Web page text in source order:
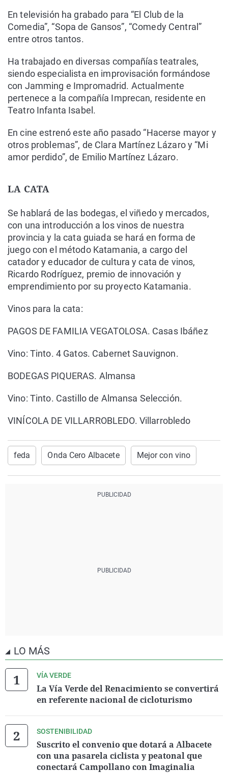
En televisión ha grabado para “El Club de la
Comedia”, “Sopa de Gansos”, “Comedy Central”
entre otros tantos.
Ha trabajado en diversas compañías teatrales,
siendo especialista en improvisación formándose
con Jamming e Impromadrid. Actualmente
pertenece a la compañía Imprecan, residente en
Teatro Infanta Isabel.
En cine estrenó este año pasado “Hacerse mayor y
otros problemas”, de Clara Martínez Lázaro y “Mi
amor perdido”, de Emilio Martínez Lázaro.
LA CATA
Se hablará de las bodegas, el viñedo y mercados,
con una introducción a los vinos de nuestra
provincia y la cata guiada se hará en forma de
juego con el método Katamania, a cargo del
catador y educador de cultura y cata de vinos,
Ricardo Rodríguez, premio de innovación y
emprendimiento por su proyecto Katamania.
Vinos para la cata:
PAGOS DE FAMILIA VEGATOLOSA. Casas Ibáñez
Vino: Tinto. 4 Gatos. Cabernet Sauvignon.
BODEGAS PIQUERAS. Almansa
Vino: Tinto. Castillo de Almansa Selección.
VINÍCOLA DE VILLARROBLEDO. Villarrobledo
feda Onda Cero Albacete Mejor con vino
LO MÁS
VÍA VERDE
La Vía Verde del Renacimiento se convertirá
en referente nacional de cicloturismo
SOSTENIBILIDAD
Suscrito el convenio que dotará a Albacete
con una pasarela ciclista y peatonal que
conectará Campollano con Imaginalia